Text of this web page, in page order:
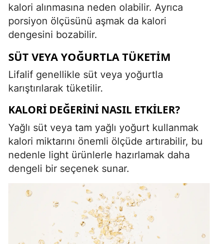
kalori alınmasına neden olabilir. Ayrıca
porsiyon ölçüsünü aşmak da kalori
dengesini bozabilir.
SÜT VEYA YOĞURTLA TÜKETIM
Lifalif genellikle süt veya yoğurtla
karıştırılarak tüketilir.
KALORI DEĞERINI NASIL ETKILER?
Yağlı süt veya tam yağlı yoğurt kullanmak
kalori miktarını önemli ölçüde artırabilir, bu
nedenle light ürünlerle hazırlamak daha
dengeli bir seçenek sunar.